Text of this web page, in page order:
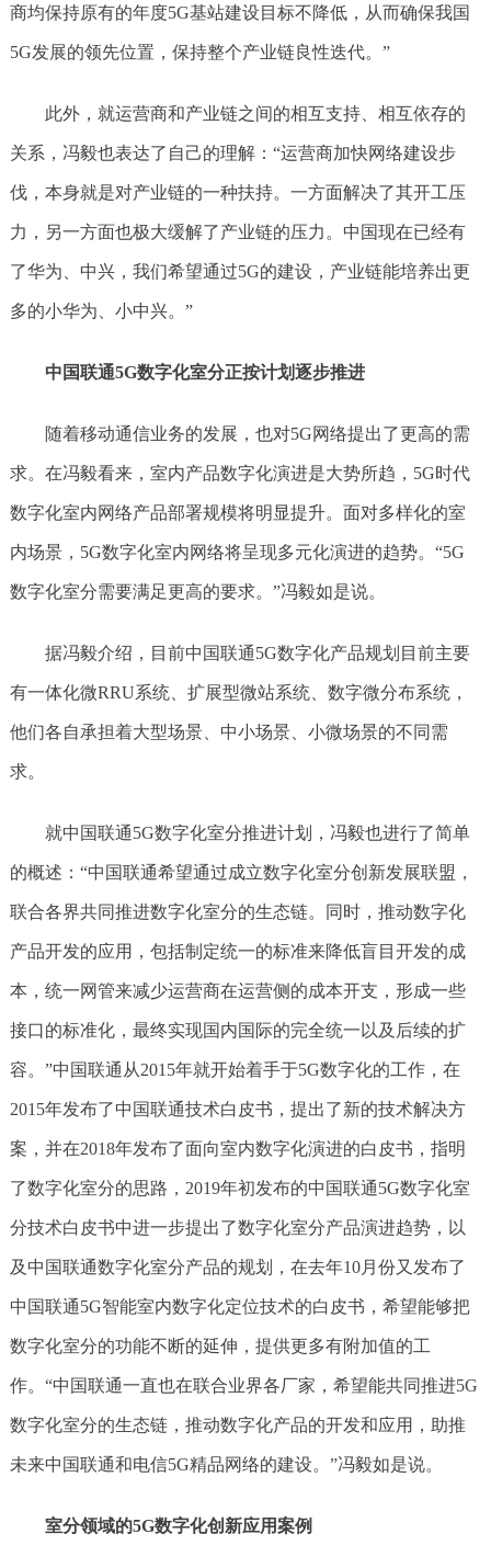
商均保持原有的年度5G基站建设目标不降低，从而确保我国
5G发展的领先位置，保持整个产业链良性迭代。”
此外，就运营商和产业链之间的相互支持、相互依存的
关系，冯毅也表达了自己的理解：“运营商加快网络建设步
伐，本身就是对产业链的一种扶持。一方面解决了其开工压
力，另一方面也极大缓解了产业链的压力。中国现在已经有
了华为、中兴，我们希望通过5G的建设，产业链能培养出更
多的小华为、小中兴。”
中国联通5G数字化室分正按计划逐步推进
随着移动通信业务的发展，也对5G网络提出了更高的需
求。在冯毅看来，室内产品数字化演进是大势所趋，5G时代
数字化室内网络产品部署规模将明显提升。面对多样化的室
内场景，5G数字化室内网络将呈现多元化演进的趋势。“5G
数字化室分需要满足更高的要求。”冯毅如是说。
据冯毅介绍，目前中国联通5G数字化产品规划目前主要
有一体化微RRU系统、扩展型微站系统、数字微分布系统，
他们各自承担着大型场景、中小场景、小微场景的不同需
求。
就中国联通5G数字化室分推进计划，冯毅也进行了简单
的概述：“中国联通希望通过成立数字化室分创新发展联盟，
联合各界共同推进数字化室分的生态链。同时，推动数字化
产品开发的应用，包括制定统一的标准来降低盲目开发的成
本，统一网管来减少运营商在运营侧的成本开支，形成一些
接口的标准化，最终实现国内国际的完全统一以及后续的扩
容。”中国联通从2015年就开始着手于5G数字化的工作，在
2015年发布了中国联通技术白皮书，提出了新的技术解决方
案，并在2018年发布了面向室内数字化演进的白皮书，指明
了数字化室分的思路，2019年初发布的中国联通5G数字化室
分技术白皮书中进一步提出了数字化室分产品演进趋势，以
及中国联通数字化室分产品的规划，在去年10月份又发布了
中国联通5G智能室内数字化定位技术的白皮书，希望能够把
数字化室分的功能不断的延伸，提供更多有附加值的工
作。“中国联通一直也在联合业界各厂家，希望能共同推进5G
数字化室分的生态链，推动数字化产品的开发和应用，助推
未来中国联通和电信5G精品网络的建设。”冯毅如是说。
室分领域的5G数字化创新应用案例